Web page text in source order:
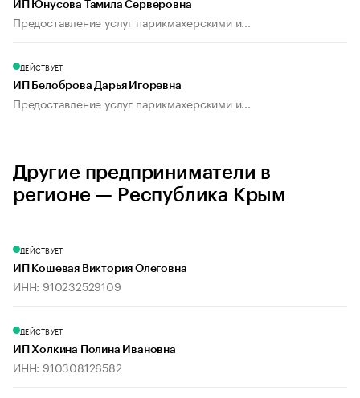
ИП Юнусова Тамила Серверовна
Предоставление услуг парикмахерскими и...
ДЕЙСТВУЕТ
ИП Белоброва Дарья Игоревна
Предоставление услуг парикмахерскими и...
Другие предприниматели в
регионе — Республика Крым
ДЕЙСТВУЕТ
ИП Кошевая Виктория Олеговна
ИНН: 910232529109
ДЕЙСТВУЕТ
ИП Холкина Полина Ивановна
ИНН: 910308126582